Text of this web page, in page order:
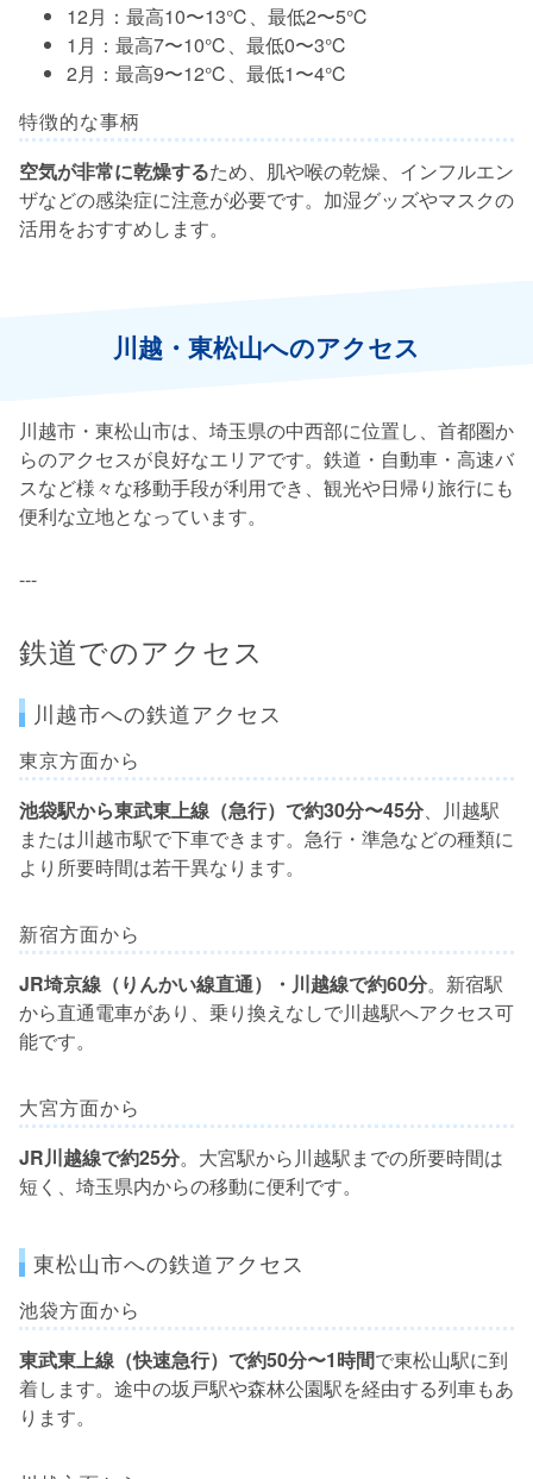
12月：最高10〜13℃、最低2〜5℃
1月：最高7〜10℃、最低0〜3℃
2月：最高9〜12℃、最低1〜4℃
特徴的な事柄
空気が非常に乾燥するため、肌や喉の乾燥、インフルエン
ザなどの感染症に注意が必要です。加湿グッズやマスクの
活用をおすすめします。
川越・東松山へのアクセス
川越市・東松山市は、埼玉県の中西部に位置し、首都圏か
らのアクセスが良好なエリアです。鉄道・自動車・高速バ
スなど様々な移動手段が利用でき、観光や日帰り旅行にも
便利な立地となっています。
---
鉄道でのアクセス
川越市への鉄道アクセス
東京方面から
池袋駅から東武東上線（急行）で約30分〜45分、川越駅
または川越市駅で下車できます。急行・準急などの種類に
より所要時間は若干異なります。
新宿方面から
JR埼京線（りんかい線直通）・川越線で約60分。新宿駅
から直通電車があり、乗り換えなしで川越駅へアクセス可
能です。
大宮方面から
JR川越線で約25分。大宮駅から川越駅までの所要時間は
短く、埼玉県内からの移動に便利です。
東松山市への鉄道アクセス
池袋方面から
東武東上線（快速急行）で約50分〜1時間で東松山駅に到
着します。途中の坂戸駅や森林公園駅を経由する列車もあ
ります。